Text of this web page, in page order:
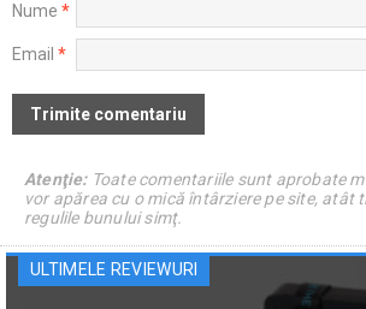
Nume *
Email *
Atenţie:Toate comentariile sunt aprobate
vor apărea cu o mică întârziere pe site, atât
regulile bunului simţ.
ULTIMELE REVIEWURI